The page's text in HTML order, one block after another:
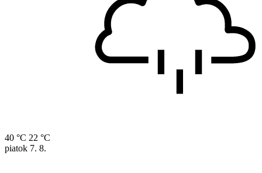
40 °C 22 °C
piatok 7. 8.